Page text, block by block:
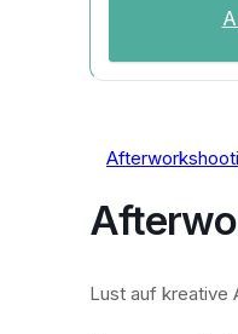
Lust auf kreative